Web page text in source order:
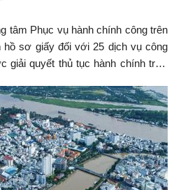
tâm Phục vụ hành chính công trên
sơ giấy đối với 25 dịch vụ công
giải quyết thủ tục hành chính trực